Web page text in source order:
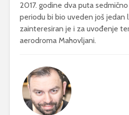
2017. godine dva puta
periodu bi bio uveden još jedan
zainteresiran je i za uvođenje
aerodroma Mahovljani.